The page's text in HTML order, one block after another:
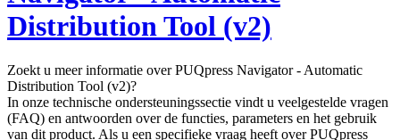
Espresso tonic – een verfrissende zomerhit
alle artikelen
Invoering
Distributeur
PUQpress Navigator - Automatic Distribution Tool (v2)